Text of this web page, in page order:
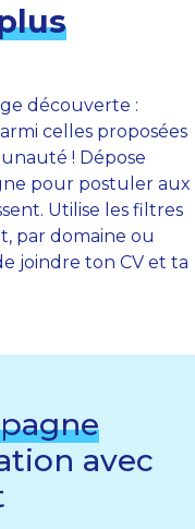
découverte :
celles proposées
! Dépose
pour postuler aux
Utilise les filtres
par domaine ou
joindre ton CV et ta
avec